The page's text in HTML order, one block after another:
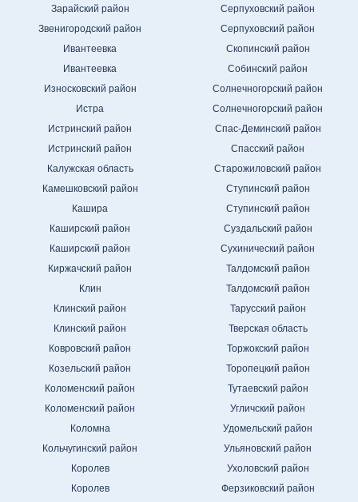
Зарайский район
Звенигородский район
Ивантеевка
Ивантеевка
Износковский район
Истра
Истринский район
Истринский район
Калужская область
Камешковский район
Кашира
Каширский район
Каширский район
Киржачский район
Клин
Клинский район
Клинский район
Ковровский район
Козельский район
Коломенский район
Коломенский район
Коломна
Кольчугинский район
Королев
Королев
Серпуховский район
Серпуховский район
Скопинский район
Собинский район
Солнечногорский район
Солнечногорский район
Спас-Деминский район
Спасский район
Старожиловский район
Ступинский район
Ступинский район
Суздальский район
Сухинический район
Талдомский район
Талдомский район
Тарусский район
Тверская область
Торжокский район
Торопецкий район
Тутаевский район
Угличский район
Удомельский район
Ульяновский район
Ухоловский район
Ферзиковский район